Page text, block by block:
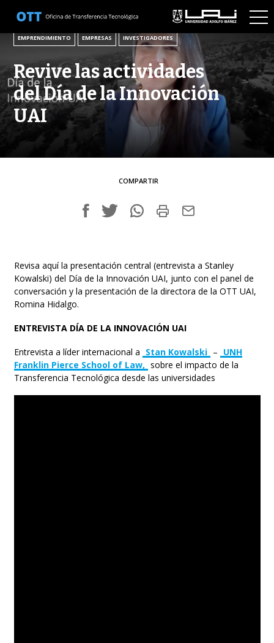
9 DE DICIEMBRE DE 2021
EMPRENDIMIENTO EMPRESAS INVESTIGADORES
Revive las actividades
del Día de la Innovación
UAI
COMPARTIR
Revisa aquí la presentación central (entrevista a Stanley
Kowalski) del Día de la Innovación UAI, junto con el panel de
conversación y la presentación de la directora de la OTT UAI,
Romina Hidalgo.
ENTREVISTA DÍA DE LA INNOVACIÓN UAI
Entrevista a líder internacional a Stan Kowalski – UNH
Franklin Pierce School of Law, sobre el impacto de la
Transferencia Tecnológica desde las universidades